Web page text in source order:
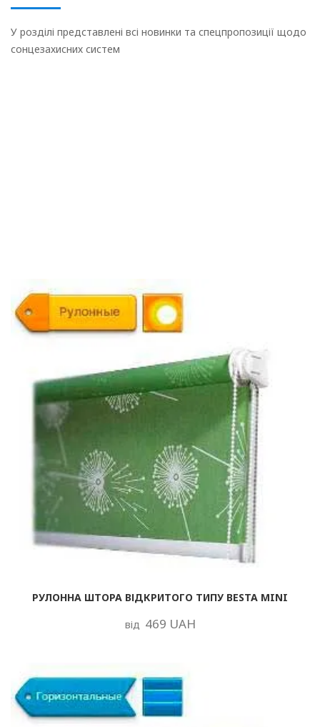
У розділі представлені всі новинки та спецпропозиції щодо
сонцезахисних систем
РУЛОННА ШТОРА ВІДКРИТОГО ТИПУ BESTA MINI
від 469 UAH